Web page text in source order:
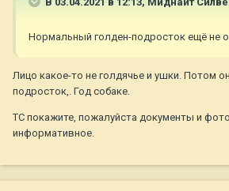
Нормальный голден-подросток ещё не
Лицо какое-то не голдячье и ушки. Потом
подросток,. Год собаке.
ТС покажите, пожалуйста документы и
информативное.